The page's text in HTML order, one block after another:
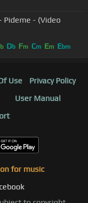
b Db Fm Cm Em Ebm
Use
Privacy Policy
User Manual
for music